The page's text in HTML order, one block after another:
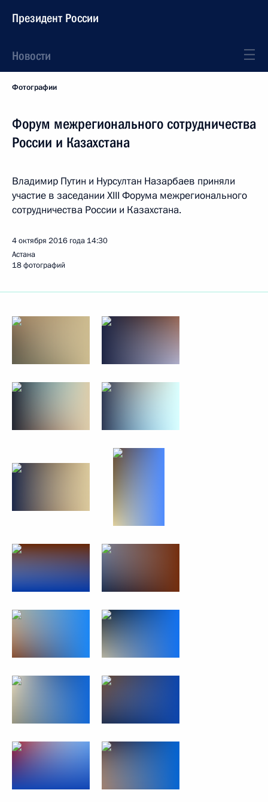
Президент России
Новости
Фотографии
Форум межрегионального сотрудничества
России и Казахстана
Владимир Путин и Нурсултан Назарбаев приняли
участие в заседании XIII Форума межрегионального
сотрудничества России и Казахстана.
4 октября 2016 года 14:30
Астана
18 фотографий